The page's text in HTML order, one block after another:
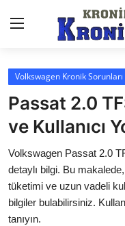
Anasayfa
Markalar
İletişim
Trafik & Cezalar
Sigorta & Kasko
Volkswagen Kronik Sorunları
Passat 2.0
ve Kullanıcı
Volkswagen Passat 2.0
detaylı bilgi. Bu
tüketimi ve uzun vadeli
bilgiler bulabilirsiniz.
tanıyın.